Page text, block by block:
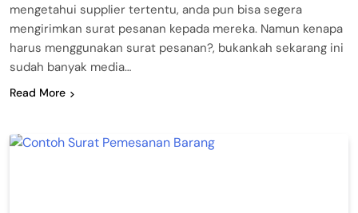
mengetahui supplier tertentu, anda pun bisa segera
mengirimkan surat pesanan kepada mereka. Namun kenapa
harus menggunakan surat pesanan?, bukankah sekarang ini
sudah banyak media…
Read More